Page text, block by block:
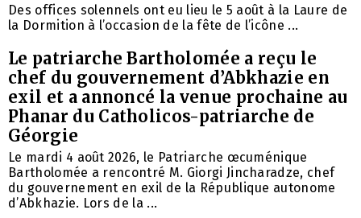
Des offices solennels ont eu lieu le 5 août à la Laure de
la Dormition à l’occasion de la fête de l’icône ...
Le patriarche Bartholomée a reçu le
chef du gouvernement d’Abkhazie en
exil et a annoncé la venue prochaine au
Phanar du Catholicos-patriarche de
Géorgie
Le mardi 4 août 2026, le Patriarche œcuménique
Bartholomée a rencontré M. Giorgi Jincharadze, chef
du gouvernement en exil de la République autonome
d’Abkhazie. Lors de la ...